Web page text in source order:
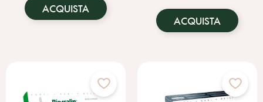
ACQUISTA
ACQUISTA